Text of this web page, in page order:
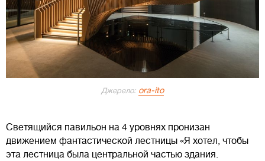
Джерело: ora-ito
Светящийся павильон на 4 уровнях пронизан
движением фантастической лестницы «Я хотел, чтобы
эта лестница была центральной частью здания.